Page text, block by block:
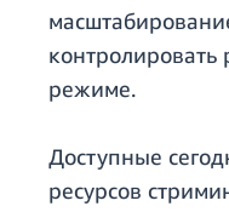
режиме.
Доступные
ресурсов